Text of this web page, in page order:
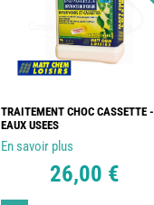
TRAITEMENT CHOC CASSETTE -
EAUX USEES
En savoir plus
26,00 €